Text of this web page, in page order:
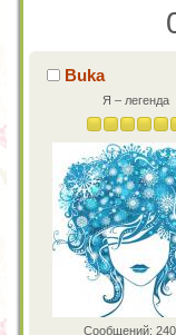
Buka
Я – легенда
Сообщений: